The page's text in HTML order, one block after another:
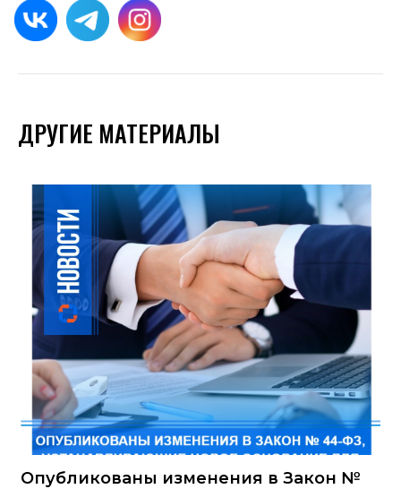
ДРУГИЕ МАТЕРИАЛЫ
Опубликованы изменения в Закон №